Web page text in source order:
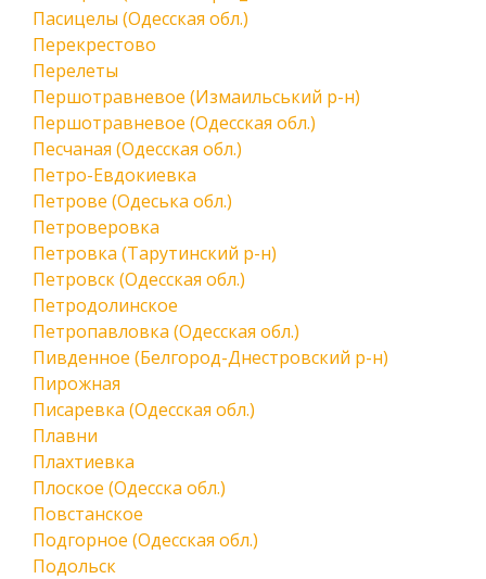
Пасицелы (Одесская обл.)
Перекрестово
Перелеты
Першотравневое (Измаильський р-н)
Першотравневое (Одесская обл.)
Песчаная (Одесская обл.)
Петро-Евдокиевка
Петрове (Одеська обл.)
Петроверовка
Петровка (Тарутинский р-н)
Петровск (Одесская обл.)
Петродолинское
Петропавловка (Одесская обл.)
Пивденное (Белгород-Днестровский р-н)
Пирожная
Писаревка (Одесская обл.)
Плавни
Плахтиевка
Плоское (Одесска обл.)
Повстанское
Подгорное (Одесская обл.)
Подольск